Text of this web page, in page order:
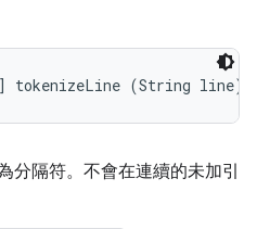
(String line)
分隔符。不會在連續的未加引